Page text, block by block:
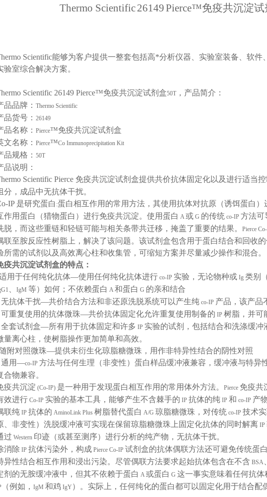
Thermo Scientific26149Pierce™免疫共沉淀试
Scientific能够为客户提供一整套包括高*分析仪器、实验室装备、软件
验室综合解决方案。
Scientific 26149 Pierce™免疫共沉淀试剂盒50T ，产品简介：
品品牌： Thermo Scientific
品货号： 26149
品名称： Pierce™免疫共沉淀试剂盒
文名称： Pierce™Co Immunoprecipitation Kit
品规格： 50T
品说明：
Scientific Pierce 免疫共沉淀试剂盒提供共价抗体固定化以及进行适当
分，成品中无抗体干扰。
IP 是研究蛋白 :蛋白相互作用的常用方法，其使用抗体对抗原（诱饵蛋白）
作用蛋白（猎物蛋白）进行免疫共沉淀。使用蛋白 A或 G 的传统 co-IP 方法可
脱，而这些重链和轻链可能与相关条带共迁移，掩盖了重要的结果。
Pierce
联至胺反应性树脂上，解决了该问题。该试剂盒包含用于蛋白结合和回收
所需的试剂以及高效离心柱和收集管，可缩短方案并尽量减少操作和混合。
疫共沉淀试剂盒的特点：
用于任何纯化抗体—使用任何纯化抗体进行 co-IP 实验，无论物种或 Ig 类别
IgM 等）如何；不依赖蛋白 A和蛋白 G 的亲和结合
无抗体干扰—共价结合方法和非还原洗脱系统可以产生纯 co-IP 产品，该产品
可重复使用的抗体微珠—共价抗体固定化允许重复使用制备的 IP 树脂，并可
全套试剂盒—所有用于抗体固定和许多 IP 实验的试剂，包括结合和洗涤缓冲
量离心柱，使树脂操作更加简单和高效。
附对照微珠—提供未衍生化琼脂糖微珠，用作非特异性结合的阴性对照
通用—co-IP 方法与任何生理（非变性）蛋白样品缓冲液兼容，缓冲液与特异
合物兼容。
疫共沉淀 (Co-IP) 是一种用于发现蛋白相互作用的常用体外方法。 Pierce 免疫共
效进行 Co-IP 实验的基本工具，能够产生不含棘手的 IP 抗体的纯 IP 和 co-IP 产
联纯 IP 抗体的 AminoLink Plus 树脂替代蛋白 A/G 琼脂糖微珠，对传统 co-IP 技术
、非变性）洗脱缓冲液可实现在保留琼脂糖微珠上固定化抗体的同时解离 IP
过 Western 印迹（或甚至测序）进行分析的纯产物，无抗体干扰。
消除 IP 抗体污染外，构成 Pierce Co-IP 试剂盒的抗体偶联方法还可避免传统蛋白
异性结合相互作用和浸出污染。尽管偶联方法要求起始抗体包含在不含 BSA
剂的无胺缓冲液中，但其不依赖于蛋白 A或蛋白 G 这一事实意味着任何抗
（例如， IgM 和鸡 IgY ）。实际上，任何纯化的蛋白都可以固定化用于结合配